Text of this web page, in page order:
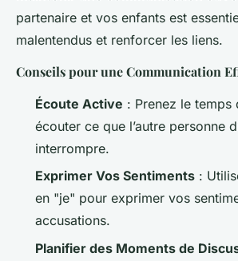
partenaire et vos enfants est
malentendus et renforcer les liens.
Conseils pour une Communication
Écoute Active : Prenez le temps
écouter ce que l’autre personne
interrompre.
Exprimer Vos Sentiments :
en "je" pour exprimer vos
accusations.
Planifier des Moments de